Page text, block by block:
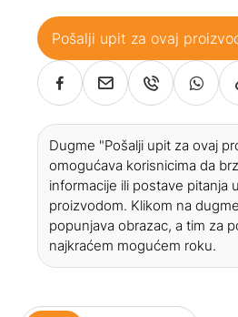
Pošalji upit za ovaj
Dugme "Pošalji upit za ovaj
omogućava korisnicima da
informacije ili postave pitanja
proizvodom. Klikom na
popunjava obrazac, a tim za
najkraćem mogućem roku.